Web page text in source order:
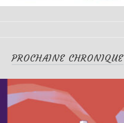
PROCHAINE CHRONIQUE